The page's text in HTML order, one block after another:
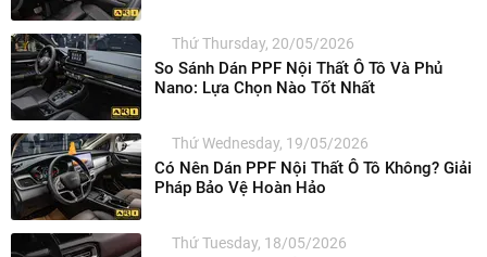
Thứ Thursday, 20/05/2026
So Sánh Dán PPF Nội Thất Ô Tô Và Phủ
Nano: Lựa Chọn Nào Tốt Nhất
Thứ Wednesday, 19/05/2026
Có Nên Dán PPF Nội Thất Ô Tô Không? Giải
Pháp Bảo Vệ Hoàn Hảo
Thứ Tuesday, 18/05/2026